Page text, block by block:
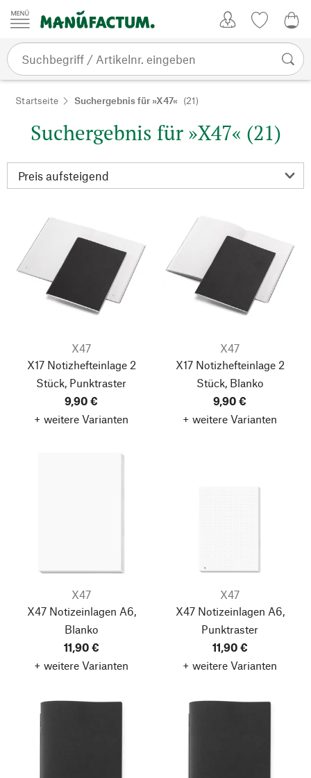
Zum Inhalt springen
Startseite Suchergebnis für »X47« (21)
Suchergebnis für »X47« (21)
X47
X17 Notizhefteinlage 2
Stück, Punktraster
9,90 €
+ weitere Varianten
X47
X17 Notizhefteinlage 2
Stück, Blanko
9,90 €
+ weitere Varianten
X47
X47 Notizeinlagen A6,
Blanko
11,90 €
+ weitere Varianten
X47
X47 Notizeinlagen A6,
Punktraster
11,90 €
+ weitere Varianten